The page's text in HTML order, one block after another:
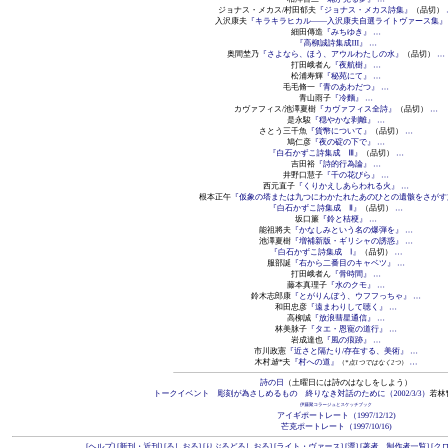
ジョナス・メカス/村田郁夫 『ジョナス・メカス詩集』 （品切）
入沢康夫 『キラキラヒカル――入沢康夫自選ライトヴァース集』
細田傳造 『みちゆき』
…
『高柳誠詩集成III』
…
奥間埜乃 『さよなら、ほう、アウルわたしの水』 （品切） …
打田峨者ん 『夜航樹』
…
松浦寿輝 『秘苑にて』
…
毛毛脩一 『青のあわだつ』
…
青山雨子 『冷麵』
…
カヴァフィス/池澤夏樹 『カヴァフィス全詩』 （品切） …
是永駿 『穏やかな剥離』
…
さとう三千魚
『貨幣について』 （品切） …
鳩仁彦 『夜の碇の下で』
…
『白石かずこ詩集成 Ⅲ』
（品切） …
吉田裕 『詩的行為論』
…
井野口慧子 『千の花びら』
…
西元直子 『くりかえしあらわれる火』
…
根本正午 『仮象の塔または九つにわかたれたあのひとの遺骸をさがす
『白石かずこ詩集成 Ⅱ』
（品切） …
坂口簾 『鈴と桔梗』
…
能祖將夫 『かなしみという名の爆弾を』
…
池澤夏樹 『増補新版・ギリシャの誘惑』
…
『白石かずこ詩集成 Ⅰ』
（品切） …
服部誕 『右から二番目のキャベツ』
…
打田峨者ん 『骨時間』
…
藤本真理子 『水のクモ』
…
鈴木志郎康 『とがりんぼう、ウフフっちゃ』
…
和田忠彦 『遠まわりして聴く』
…
高柳誠 『放浪彗星通信』
…
林美脉子 『タエ・恩寵の道行』
…
岩成達也 『風の痕跡』
…
市川政憲 『近さと隔たり/存在する、美術』
…
木村迪*夫 『村への道』 （ *点1つではなく2つ） …
詩の日
（土曜日には詩のはなしをしよう）
トークイベント 彫刻が為さしめるもの 終りなき対話のために（2002/3/3） 若林
伊藤聚コラージュとスケッチブック
アイギポートレート（1997/12/12)
芒克ポートレート（1997/10/16)
[ヘルプ] [新刊・近刊] [るしおる] [りぶるどるしおる] [ライト・ヴァース] [潭] [著者、制作者一覧] [ク